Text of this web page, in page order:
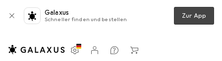
Galaxus
Schneller finden und bestellen Zur App
Einstellungen
Kundenkonto
Vergleichslisten
Merklisten
Warenkorb